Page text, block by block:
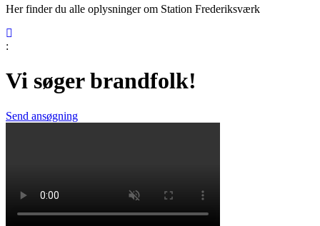
Her finder du alle oplysninger om Station Frederiksværk
:
Vi søger brandfolk!
Send ansøgning